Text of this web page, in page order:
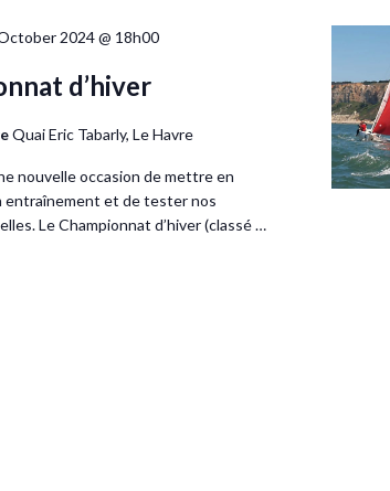
2024 @ 18h00
d’hiver
Quai Eric Tabarly, Le Havre
nouvelle occasion de mettre en
entraînement et de tester nos
Le Championnat d’hiver (classé …